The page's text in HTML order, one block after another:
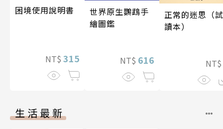
困境使用說明書
NT$ 315
世界原生鸚鵡手
繪圖鑑
NT$ 616
正常的迷思（試
讀本）
NT$
生活最新